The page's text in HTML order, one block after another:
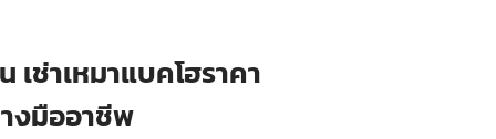
เช่าเหมาแบคโฮราคา
งมืออาชีพ